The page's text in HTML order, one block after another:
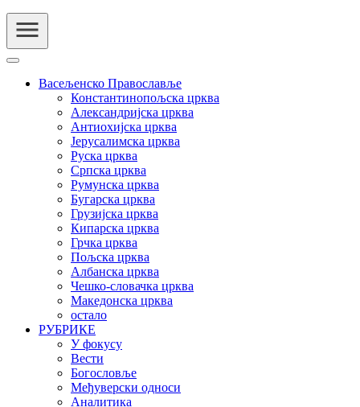
Васељенско Православље
Константинопољска црква
Александријска црква
Антиохијска црква
Јерусалимска црква
Руска црква
Српска црква
Румунска црква
Бугарска црква
Грузијска црква
Кипарска црква
Грчка црква
Пољска црква
Албанска црква
Чешко-словачка црква
Македонска црква
остало
РУБРИКЕ
У фокусу
Вести
Богословље
Међуверски односи
Аналитика